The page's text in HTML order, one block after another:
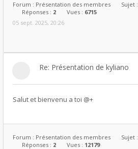
Forum : Présentation des membres Sujet :
Réponses : 2 Vues : 6715
05 sept. 2025, 20:26
Re: Présentation de kyliano
Salut et bienvenu a toi @+
Forum : Présentation des membres Sujet :
Réponses : 2 Vues : 12179